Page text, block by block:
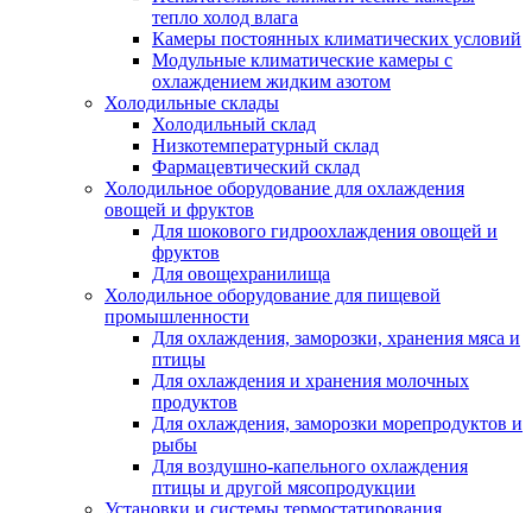
тепло холод влага
Камеры постоянных климатических условий
Модульные климатические камеры с
охлаждением жидким азотом
Холодильные склады
Холодильный склад
Низкотемпературный склад
Фармацевтический склад
Холодильное оборудование для охлаждения
овощей и фруктов
Для шокового гидроохлаждения овощей и
фруктов
Для овощехранилища
Холодильное оборудование для пищевой
промышленности
Для охлаждения, заморозки, хранения мяса и
птицы
Для охлаждения и хранения молочных
продуктов
Для охлаждения, заморозки морепродуктов и
рыбы
Для воздушно-капельного охлаждения
птицы и другой мясопродукции
Установки и системы термостатирования